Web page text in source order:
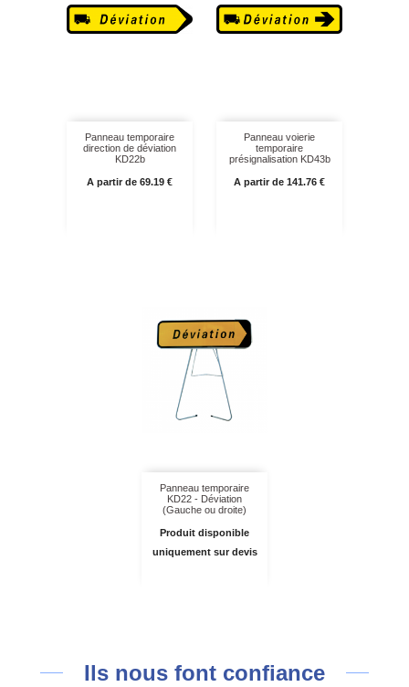
Panneau temporaire
direction de déviation
KD22b
Prix
A partir de 69.19 €
Panneau voierie
temporaire
présignalisation KD43b
Prix
A partir de 141.76 €
Panneau temporaire
KD22 - Déviation
(Gauche ou droite)
Produit disponible
uniquement sur devis
Ils nous font confiance